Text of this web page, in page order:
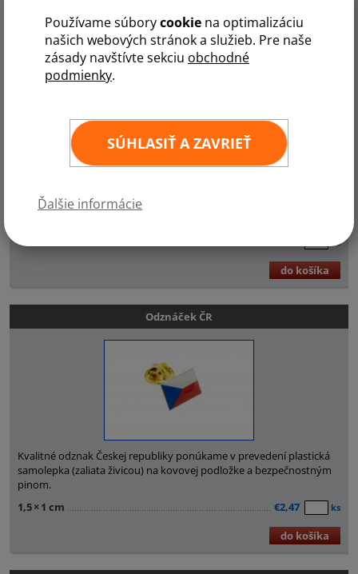
Používame súborycookie na optimalizáciu
našich webových stránok a služieb. Pre naše
zásady navštívte sekciu obchodné
podmienky.
SÚHLASIŤ A ZAVRIEŤ
Ďalšie informácie
Odznáček Slovenska
plastická samolepka (zaliata živicou) na kovovej podložke a
1,5
ks
do košíka
Odznáček ČR
Kvalitné odznak Českej republiky ponúkame v prevedení plastická
samolepka (zaliata živicou) na kovovej podložke a bezpečnostným
pinom.
1,5× 1 cm €2,47 ks
do košíka